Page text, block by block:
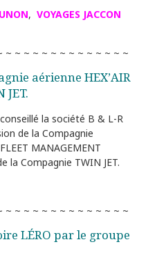
, VOYAGES JACCON
~ ~ ~ ~ ~ ~ ~ ~ ~ ~ ~ ~ ~ ~
aérienne HEX’AIR
la société B & L-R
de la Compagnie
MANAGEMENT
la Compagnie TWIN JET.
~ ~ ~ ~ ~ ~ ~ ~ ~ ~ ~ ~ ~ ~
LÉRO par le groupe